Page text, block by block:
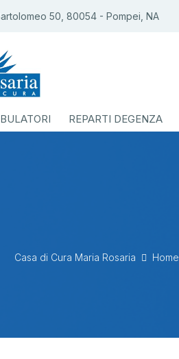
50, 80054 - Pompei, NA
REPARTI DEGENZA
Casa di Cura Maria Rosaria Home